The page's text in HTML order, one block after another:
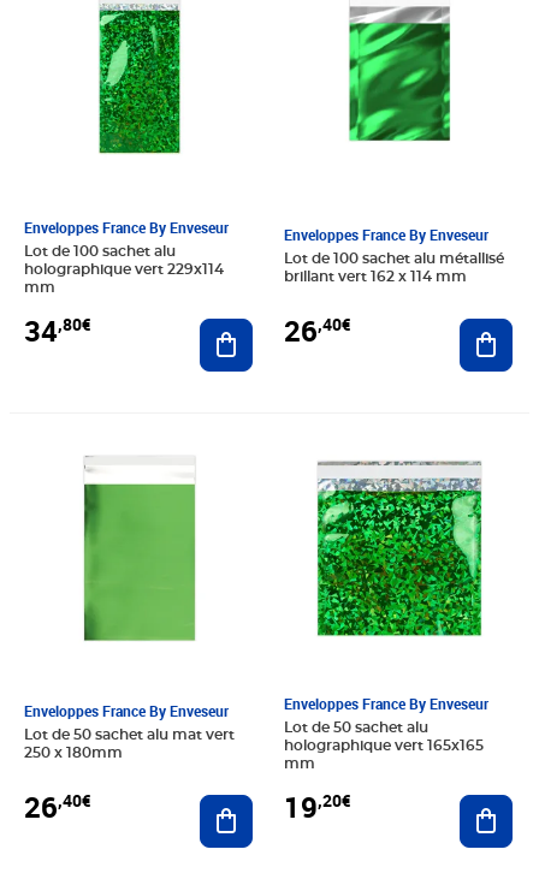
Enveloppes France By Enveseur
Lot de 100 sachet alu
holographique vert 229x114
mm
34,80€ Ajouter au panier
Enveloppes France By Enveseur
Lot de 100 sachet alu métallisé
brillant vert 162 x 114 mm
26,40€
Enveloppes France By Enveseur
Lot de 50 sachet alu mat vert
250 x 180mm
26,40€ Ajouter au panier
Enveloppes France By Enveseur
Lot de 50 sachet alu
holographique vert 165x165
mm
19,20€